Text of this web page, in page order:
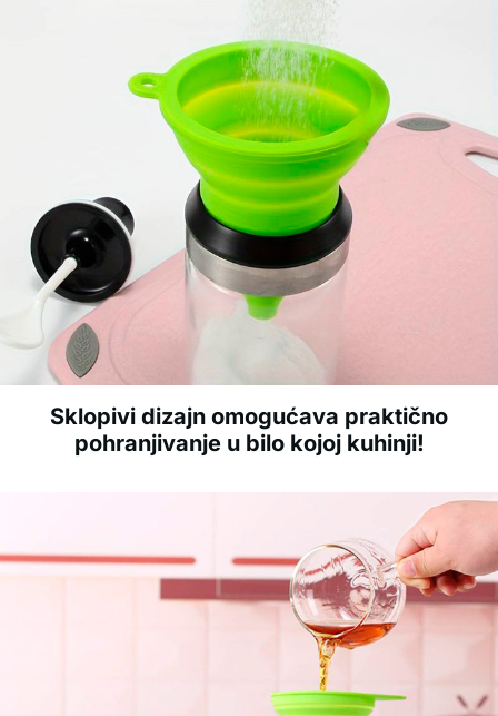
Sklopivi dizajn omogućava praktično
pohranjivanje u bilo kojoj kuhinji!